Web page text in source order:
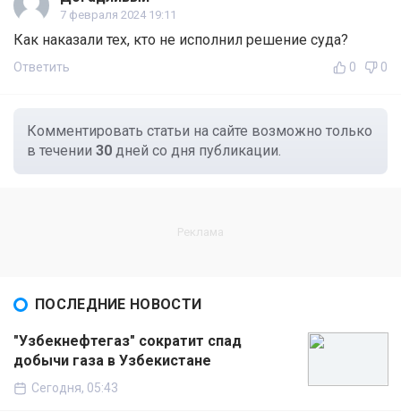
7 февраля 2024 19:11
Как наказали тех, кто не исполнил решение суда?
Ответить 0 0
Комментировать статьи на сайте возможно только
в течении 30 дней со дня публикации.
ПОСЛЕДНИЕ НОВОСТИ
"Узбекнефтегаз" сократит спад
добычи газа в Узбекистане
Сегодня, 05:43